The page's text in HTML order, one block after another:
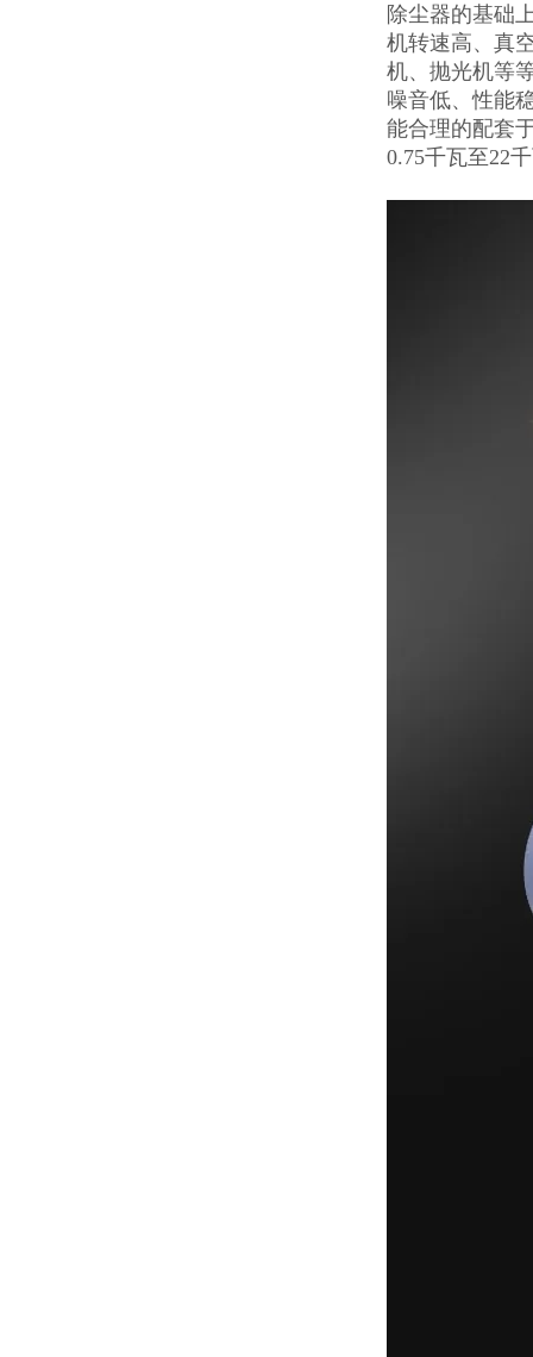
除尘器的基础
机转速高、真
机、抛光机等
噪音低、性能
能合理的配套
0.75千瓦至22